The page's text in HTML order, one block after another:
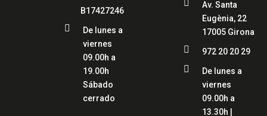
B17427246

De lunes a
viernes
09.00h a
19.00h
Sábado
cerrado

Av. Santa
Eugènia, 22
17005 Girona
 972 20 20 29

De lunes a
viernes
09.00h a
13.30h |